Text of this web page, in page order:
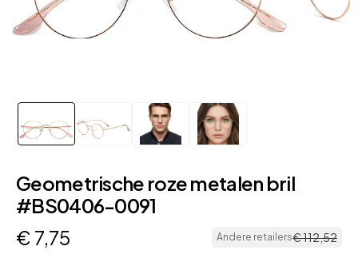
Geometrische roze metalen bril
#BS0406-0091
€ 7,75 Andere retailers€112,52